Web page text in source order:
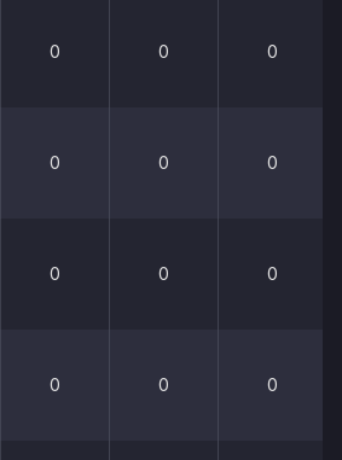
0 0 0
0 0 0
0 0 0
0 0 0